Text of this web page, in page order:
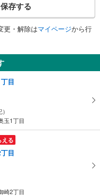
存する
更・解除はマイページから行
目
玉1丁目
える
目
崎2丁目